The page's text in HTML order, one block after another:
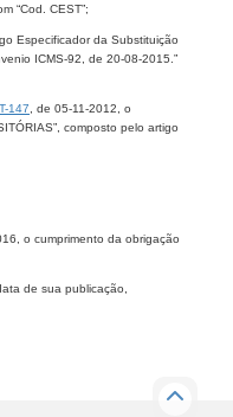
“Cod. CEST”;
Especificador da Substituição
ICMS-92, de 20-08-2015.”
147 , de 05-11-2012, o
composto pelo artigo
o cumprimento da obrigação
de sua publicação,